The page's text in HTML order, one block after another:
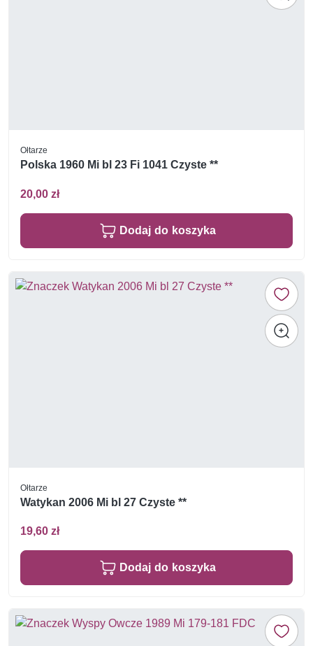
Ołtarze
Polska 1960 Mi bl 23 Fi 1041 Czyste **
20,00 zł
Dodaj do koszyka
Ołtarze
Watykan 2006 Mi bl 27 Czyste **
19,60 zł
Dodaj do koszyka